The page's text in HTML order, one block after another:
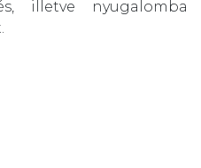
illetve nyugalomba